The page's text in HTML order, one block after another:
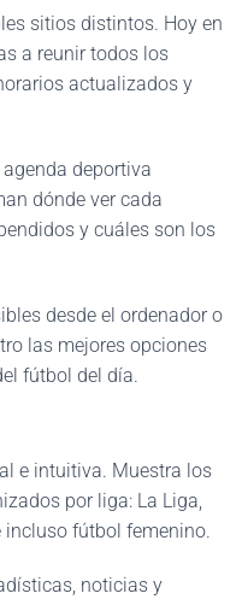
sitios distintos. Hoy en
a reunir todos los
actualizados y
deportiva
dónde ver cada
y cuáles son los
desde el ordenador o
las mejores opciones
fútbol del día.
e intuitiva. Muestra los
por liga: La Liga,
incluso fútbol femenino.
noticias y